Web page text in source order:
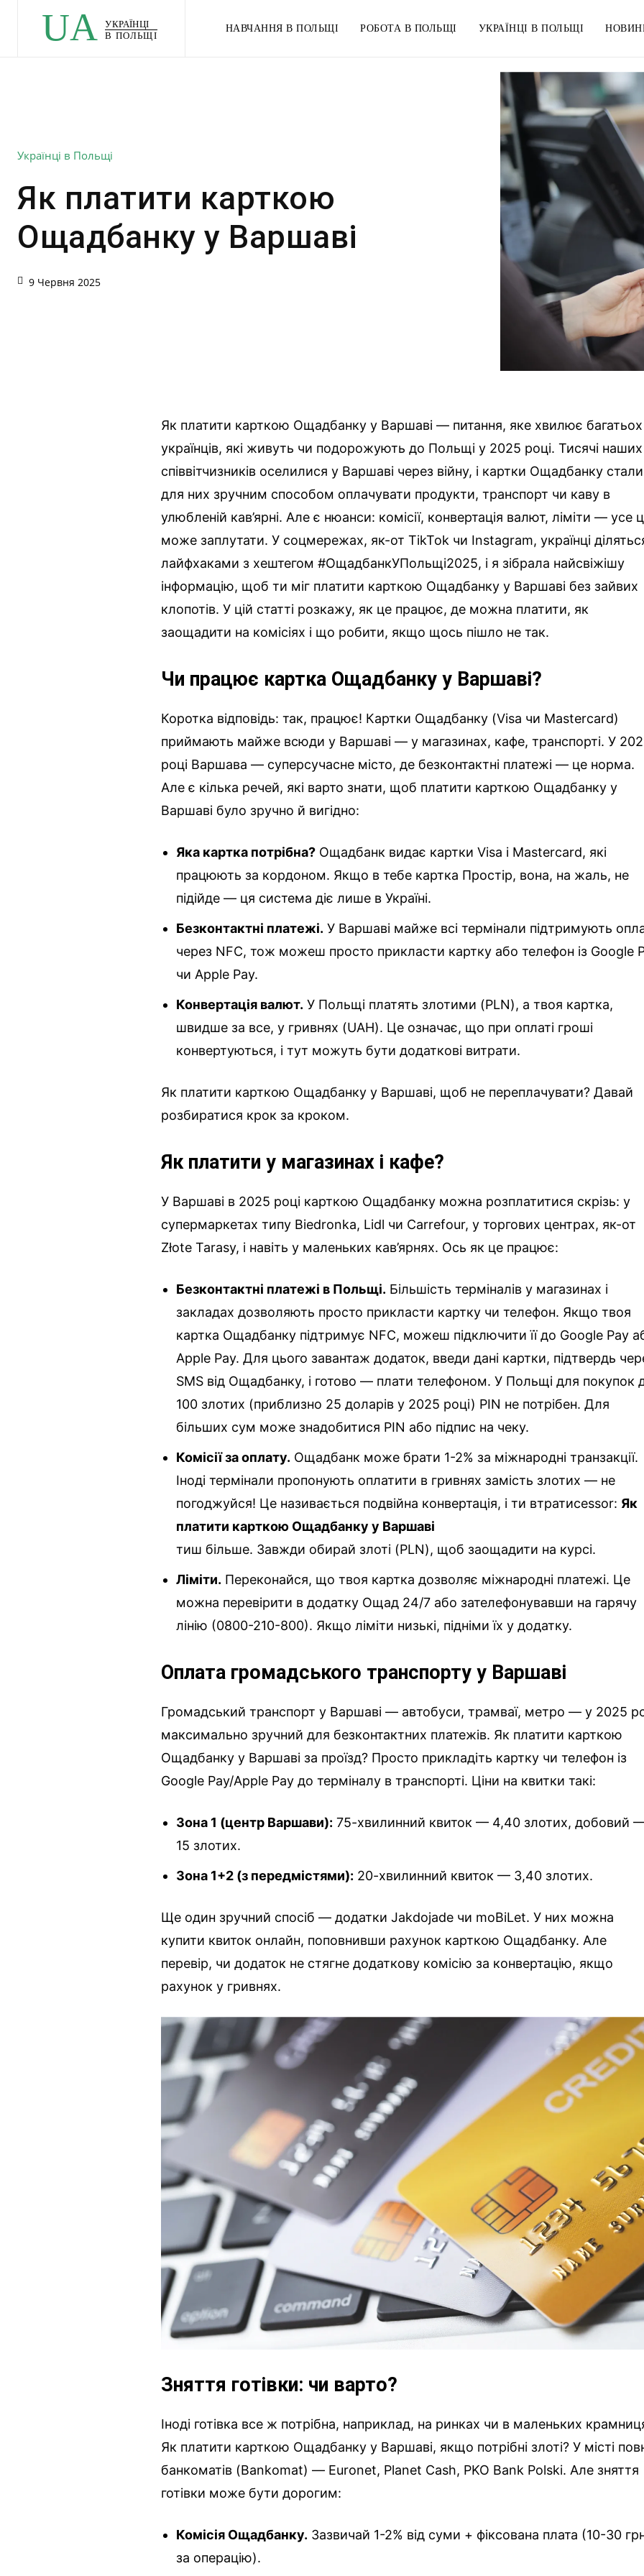
UA
УКРАЇНЦІ
В ПОЛЬЩІ
НАВЧАННЯ В ПОЛЬЩІ РОБОТА В ПОЛЬЩІ УКРАЇНЦІ В ПОЛЬЩІ
Українці в Польщі
Як платити карткою
Ощадбанку у Варшаві
9 Червня 2025
Як платити карткою Ощадбанку у Варшаві — питання, яке хвилює багатьох
українців, які живуть чи подорожують до Польщі у 2025 році. Тисячі наших
співвітчизників оселилися у Варшаві через війну, і картки Ощадбанку стали
для них зручним способом оплачувати продукти, транспорт чи каву в
улюбленій кав’ярні. Але є нюанси: комісії, конвертація валют, ліміти — усе
може заплутати. У соцмережах, як-от TikTok чи Instagram, українці
лайфхаками з хештегом #ОщадбанкУПольщі2025, і я зібрала найсвіжішу
інформацію, щоб ти міг платити карткою Ощадбанку у Варшаві без зайвих
клопотів. У цій статті розкажу, як це працює, де можна платити, як
заощадити на комісіях і що робити, якщо щось пішло не так.
Чи працює картка Ощадбанку у Варшаві?
Коротка відповідь: так, працює! Картки Ощадбанку (Visa чи Mastercard)
приймають майже всюди у Варшаві — у магазинах, кафе, транспорті. У
році Варшава — суперсучасне місто, де безконтактні платежі — це норма.
Але є кілька речей, які варто знати, щоб платити карткою Ощадбанку у
Варшаві було зручно й вигідно:
Яка картка потрібна? Ощадбанк видає картки Visa і Mastercard, які
працюють за кордоном. Якщо в тебе картка Простір, вона, на жаль, не
підійде — ця система діє лише в Україні.
Безконтактні платежі. У Варшаві майже всі термінали підтримують
через NFC, тож можеш просто прикласти картку або телефон із Google
чи Apple Pay.
Конвертація валют. У Польщі платять злотими (PLN), а твоя картка,
швидше за все, у гривнях (UAH). Це означає, що при оплаті гроші
конвертуються, і тут можуть бути додаткові витрати.
Як платити карткою Ощадбанку у Варшаві, щоб не переплачувати? Давай
розбиратися крок за кроком.
Як платити у магазинах і кафе?
У Варшаві в 2025 році карткою Ощадбанку можна розплатитися скрізь: у
супермаркетах типу Biedronka, Lidl чи Carrefour, у торгових центрах, як-от
Złote Tarasy, і навіть у маленьких кав’ярнях. Ось як це працює:
Безконтактні платежі в Польщі. Більшість терміналів у магазинах і
закладах дозволяють просто прикласти картку чи телефон. Якщо твоя
картка Ощадбанку підтримує NFC, можеш підключити її до Google Pay
Apple Pay. Для цього завантаж додаток, введи дані картки, підтвердь
SMS від Ощадбанку, і готово — плати телефоном. У Польщі для покупок
100 злотих (приблизно 25 доларів у 2025 році) PIN не потрібен. Для
більших сум може знадобитися PIN або підпис на чеку.
Комісії за оплату. Ощадбанк може брати 1-2% за міжнародні транзакції.
Іноді термінали пропонують оплатити в гривнях замість злотих — не
погоджуйся! Це називається подвійна конвертація, і ти втратиcessor: Як
платити карткою Ощадбанку у Варшаві
тиш більше. Завжди обирай злоті (PLN), щоб заощадити на курсі.
Ліміти. Переконайся, що твоя картка дозволяє міжнародні платежі. Це
можна перевірити в додатку Ощад 24/7 або зателефонувавши на гарячу
лінію (0800-210-800). Якщо ліміти низькі, підніми їх у додатку.
Оплата громадського транспорту у Варшаві
Громадський транспорт у Варшаві — автобуси, трамваї, метро — у 2025
максимально зручний для безконтактних платежів. Як платити карткою
Ощадбанку у Варшаві за проїзд? Просто прикладіть картку чи телефон із
Google Pay/Apple Pay до терміналу в транспорті. Ціни на квитки такі:
Зона 1 (центр Варшави): 75-хвилинний квиток — 4,40 злотих, добовий
15 злотих.
Зона 1+2 (з передмістями): 20-хвилинний квиток — 3,40 злотих.
Ще один зручний спосіб — додатки Jakdojade чи moBiLet. У них можна
купити квиток онлайн, поповнивши рахунок карткою Ощадбанку. Але
перевір, чи додаток не стягне додаткову комісію за конвертацію, якщо
рахунок у гривнях.
Зняття готівки: чи варто?
Іноді готівка все ж потрібна, наприклад, на ринках чи в маленьких
Як платити карткою Ощадбанку у Варшаві, якщо потрібні злоті? У місті
банкоматів (Bankomat) — Euronet, Planet Cash, PKO Bank Polski. Але зняття
готівки може бути дорогим:
Комісія Ощадбанку. Зазвичай 1-2% від суми + фіксована плата (10-30
за операцію).